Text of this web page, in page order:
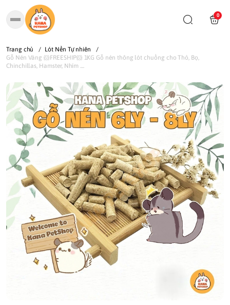
0
Trang chủ / Lót Nền Tự nhiên
/
Gỗ Nén Vàng 🐹FREESHIP🐹 1KG Gỗ nén thông lót chuồng cho Thỏ, Bọ,
Chinchillas, Hamster, Nhím ....